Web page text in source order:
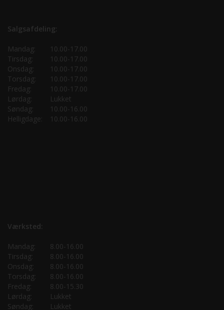
Salgsafdeling:
Mandag:
10.00-17.00
Tirsdag:
10.00-17.00
Onsdag:
10.00-17.00
Torsdag:
10.00-17.00
Fredag:
10.00-17.00
Lørdag:
Lukket
Søndag:
10.00-16.00
Helligdage:
10.00-16.00
Værksted:
Mandag:
8.00-16.00
Tirsdag:
8.00-16.00
Onsdag:
8.00-16.00
Torsdag:
8.00-16.00
Fredag:
8.00-15.30
Lørdag:
Lukket
Søndag:
Lukket